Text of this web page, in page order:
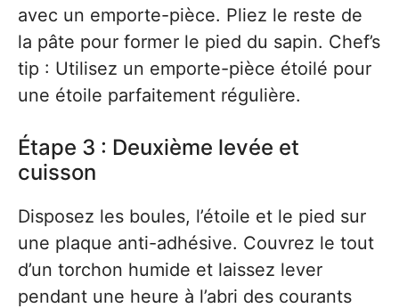
avec un emporte-pièce. Pliez le reste de
la pâte pour former le pied du sapin. Chef’s
tip : Utilisez un emporte-pièce étoilé pour
une étoile parfaitement régulière.
Étape 3 : Deuxième levée et
cuisson
Disposez les boules, l’étoile et le pied sur
une plaque anti-adhésive. Couvrez le tout
d’un torchon humide et laissez lever
pendant une heure à l’abri des courants